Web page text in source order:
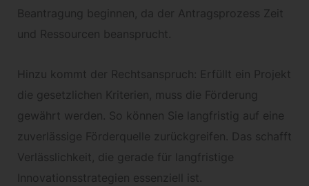
Beantragung beginnen, da der Antragsprozess Zeit
und Ressourcen beansprucht.
Hinzu kommt der Rechtsanspruch: Erfüllt ein Projekt
die gesetzlichen Kriterien, muss die Förderung
gewährt werden. So können Sie langfristig auf eine
zuverlässige Förderquelle zurückgreifen. Das schafft
Verlässlichkeit, die gerade für langfristige
Innovationsstrategien essenziell ist.